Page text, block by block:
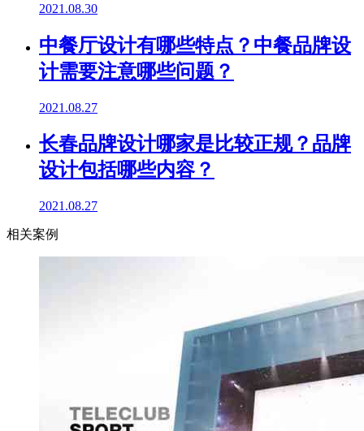
2021.08.30
中餐厅设计有哪些特点？中餐品牌设
计需要注意哪些问题？
2021.08.27
长春品牌设计哪家是比较正规？品牌
设计包括哪些内容？
2021.08.27
相关案例